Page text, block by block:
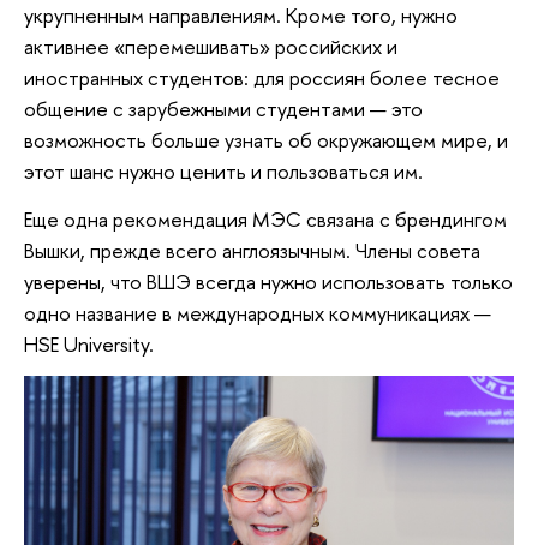
укрупненным направлениям. Кроме того, нужно
активнее «перемешивать» российских и
иностранных студентов: для россиян более тесное
общение с зарубежными студентами — это
возможность больше узнать об окружающем мире, и
этот шанс нужно ценить и пользоваться им.
Еще одна рекомендация МЭС связана с брендингом
Вышки, прежде всего англоязычным. Члены совета
уверены, что ВШЭ всегда нужно использовать только
одно название в международных коммуникациях —
HSE University.